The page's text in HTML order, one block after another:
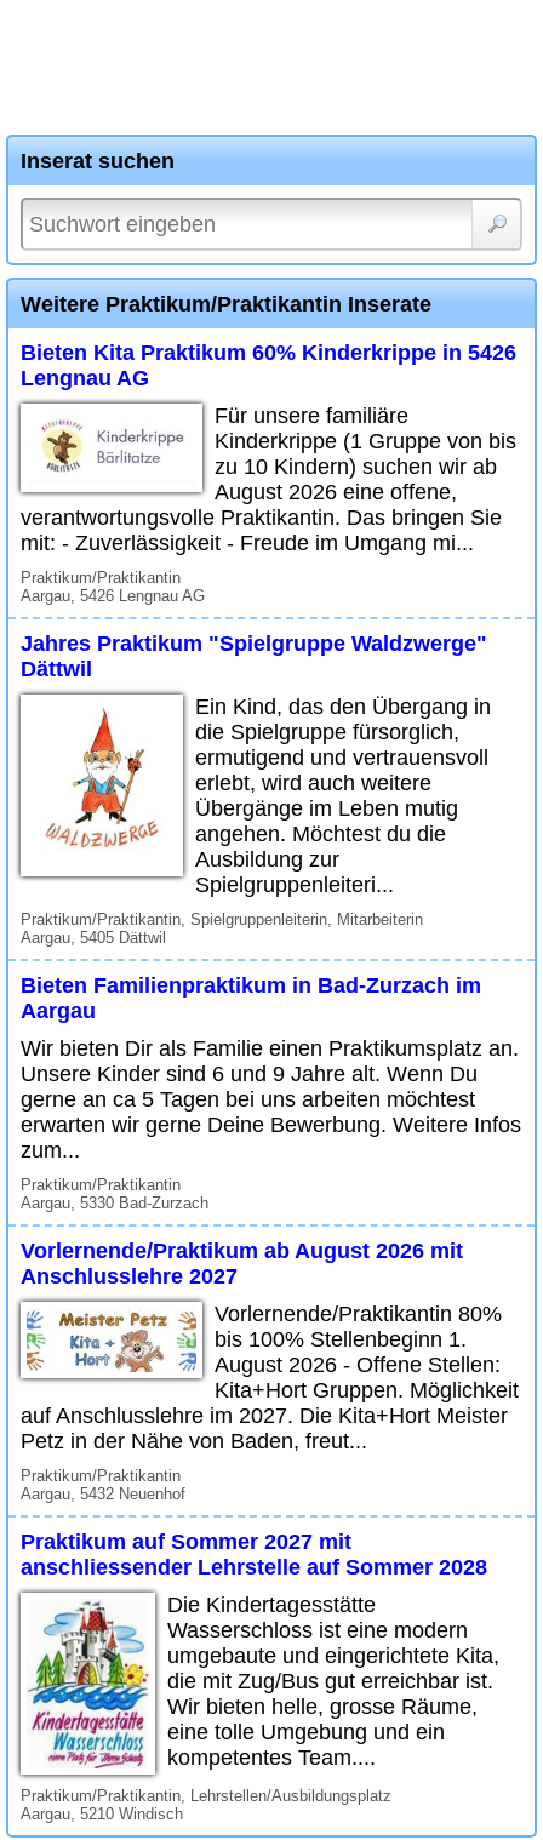
Inserat suchen
Weitere Praktikum/Praktikantin Inserate
Bieten Kita Praktikum 60% Kinderkrippe in 5426
Lengnau AG
Für unsere familiäre
Kinderkrippe (1 Gruppe von bis
zu 10 Kindern) suchen wir ab
August 2026 eine offene,
verantwortungsvolle Praktikantin. Das bringen Sie
mit: - Zuverlässigkeit - Freude im Umgang mi...
Praktikum/Praktikantin
Aargau, 5426 Lengnau AG
Jahres Praktikum "Spielgruppe Waldzwerge"
Dättwil
Ein Kind, das den Übergang in
die Spielgruppe fürsorglich,
ermutigend und vertrauensvoll
erlebt, wird auch weitere
Übergänge im Leben mutig
angehen. Möchtest du die
Ausbildung zur
Spielgruppenleiteri...
Praktikum/Praktikantin, Spielgruppenleiterin, Mitarbeiterin
Aargau, 5405 Dättwil
Bieten Familienpraktikum in Bad-Zurzach im
Aargau
Wir bieten Dir als Familie einen Praktikumsplatz an.
Unsere Kinder sind 6 und 9 Jahre alt. Wenn Du
gerne an ca 5 Tagen bei uns arbeiten möchtest
erwarten wir gerne Deine Bewerbung. Weitere Infos
zum...
Praktikum/Praktikantin
Aargau, 5330 Bad-Zurzach
Vorlernende/Praktikum ab August 2026 mit
Anschlusslehre 2027
Vorlernende/Praktikantin 80%
bis 100% Stellenbeginn 1.
August 2026 - Offene Stellen:
Kita+Hort Gruppen. Möglichkeit
auf Anschlusslehre im 2027. Die Kita+Hort Meister
Petz in der Nähe von Baden, freut...
Praktikum/Praktikantin
Aargau, 5432 Neuenhof
Praktikum auf Sommer 2027 mit
anschliessender Lehrstelle auf Sommer 2028
Die Kindertagesstätte
Wasserschloss ist eine modern
umgebaute und eingerichtete Kita,
die mit Zug/Bus gut erreichbar ist.
Wir bieten helle, grosse Räume,
eine tolle Umgebung und ein
kompetentes Team....
Praktikum/Praktikantin, Lehrstellen/Ausbildungsplatz
Aargau, 5210 Windisch